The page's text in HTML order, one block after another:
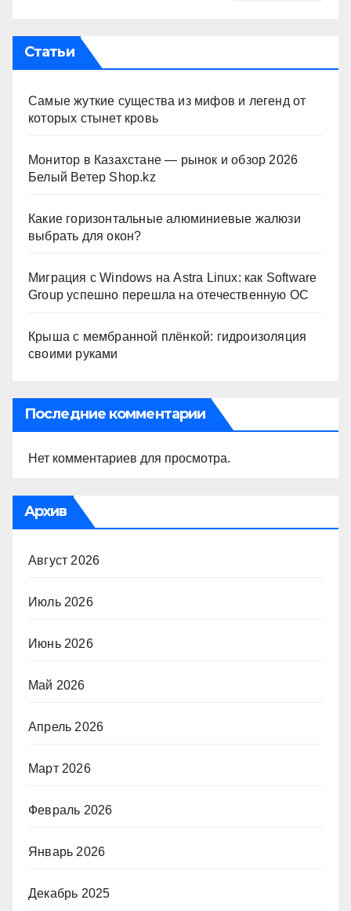
Статьи
Самые жуткие существа из мифов и легенд от
которых стынет кровь
Монитор в Казахстане — рынок и обзор 2026
Белый Ветер Shop.kz
Какие горизонтальные алюминиевые жалюзи
выбрать для окон?
Миграция с Windows на Astra Linux: как Software
Group успешно перешла на отечественную ОС
Крыша с мембранной плёнкой: гидроизоляция
своими руками
Последние комментарии
Нет комментариев для просмотра.
Архив
Август 2026
Июль 2026
Июнь 2026
Май 2026
Апрель 2026
Март 2026
Февраль 2026
Январь 2026
Декабрь 2025